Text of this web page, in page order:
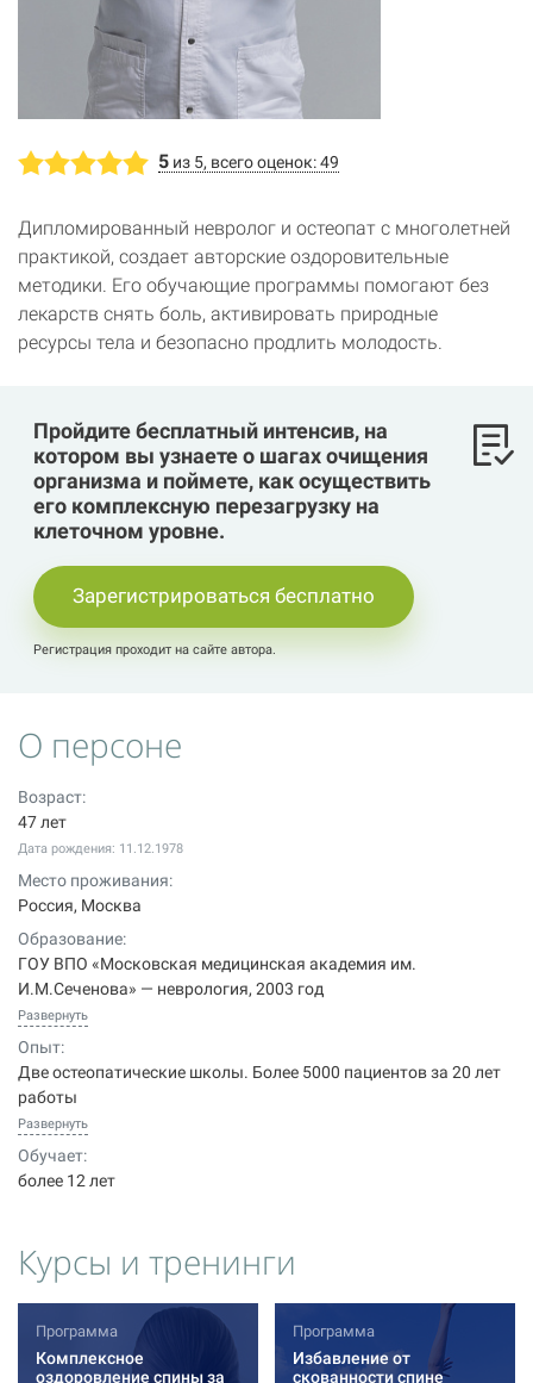
5 из 5, всего оценок: 49
Дипломированный невролог и остеопат с многолетней
практикой, создает авторские оздоровительные
методики. Его обучающие программы помогают без
лекарств снять боль, активировать природные
ресурсы тела и безопасно продлить молодость.
Пройдите бесплатный интенсив, на
котором вы узнаете о шагах очищения
организма и поймете, как осуществить
его комплексную перезагрузку на
клеточном уровне.
Зарегистрироваться бесплатно
Регистрация проходит на сайте автора.
О персоне
Возраст:
47 лет
Дата рождения: 11.12.1978
Место проживания:
Россия, Москва
Образование:
ГОУ ВПО «Московская медицинская академия им.
И.М.Сеченова» — неврология, 2003 год
Развернуть
Опыт:
Две остеопатические школы. Более 5000 пациентов за 20 лет
работы
Развернуть
Обучает:
более 12 лет
Курсы и тренинги
Программа
Комплексное
оздоровление спины за
Программа
Избавление от
скованности спине